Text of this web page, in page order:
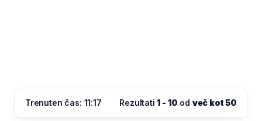
Trenuten čas: 11:17 Rezultati1 - 10 od več kot 50